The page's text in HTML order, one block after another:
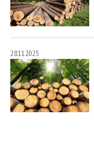
28.11.2025